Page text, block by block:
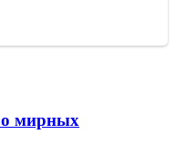
о мирных